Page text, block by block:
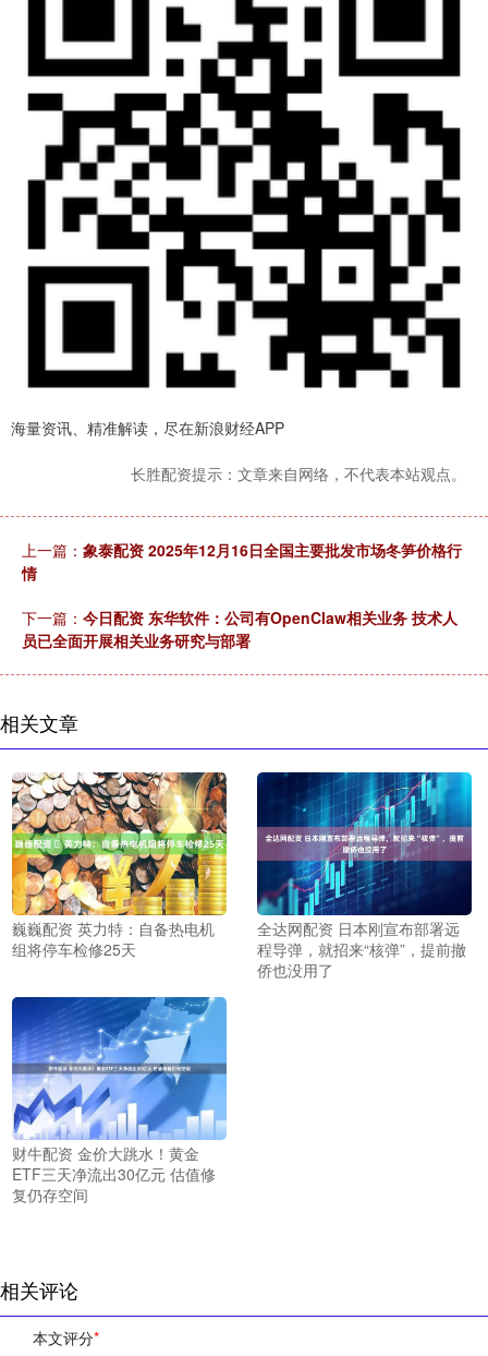
海量资讯、精准解读，尽在新浪财经APP
长胜配资提示：文章来自网络，不代表本站观点。
上一篇： 象泰配资 2025年12月16日全国主要批发市场冬笋价格行
情
下一篇： 今日配资 东华软件：公司有OpenClaw相关业务 技术人
员已全面开展相关业务研究与部署
相关文章
巍巍配资 ​英力特：自备热电机
组将停车检修25天
全达网配资 日本刚宣布部署远
程导弹，就招来“核弹”，提前撤
侨也没用了
财牛配资 金价大跳水！黄金
ETF三天净流出30亿元 估值修
复仍存空间
相关评论
本文评分*